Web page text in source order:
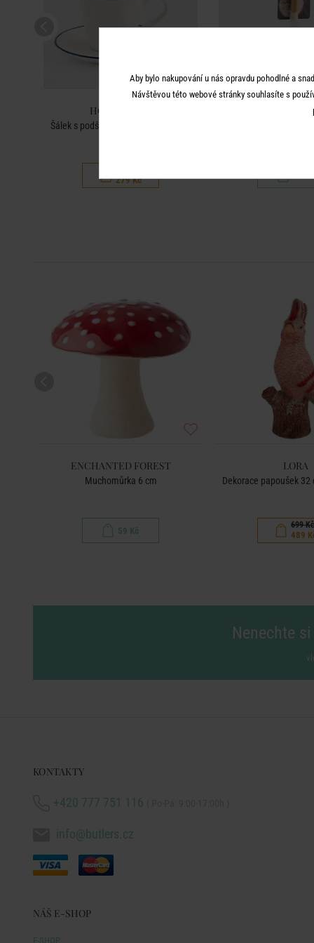
HOME & YOU
Šálek s podšálkem ryba 260 ml - bílá
279 Kč
HOME &
99 Kč
ENCHANTED FOREST
Muchomůrka 6 cm
59 Kč
LORA
Dekorace papoušek 32
699 Kč
489
Nenechte
KONTAKTY
+420 777 751 116
info@butlers.cz
NÁŠ E-SHOP
E-SHOP
Aby bylo nakupování u nás opravdu pohodlné a
Návštěvou této webové stránky souhlasíte s